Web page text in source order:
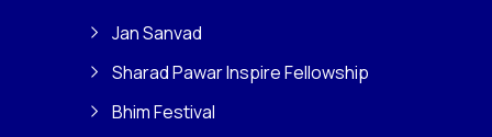
Jan Sanvad
Sharad Pawar Inspire Fellowship
Bhim Festival